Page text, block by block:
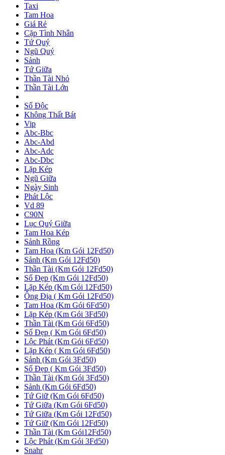
Taxi
Tam Hoa
Giá Rẻ
Cặp Tình Nhân
Tứ Quý
Ngũ Quý
Sảnh
Tứ Giữa
Thần Tài Nhỏ
Thần Tài Lớn
Số Độc
Không Thất Bát
Vip
Abc-Bbc
Abc-Abd
Abc-Adc
Abc-Dbc
Lặp Kép
Ngũ Giữa
Ngày Sinh
Phát Lộc
Vd 89
C90N
Lục Quý Giữa
Tam Hoa Kép
Sảnh Rồng
Tam Hoa (Km Gói 12Fd50)
Sảnh (Km Gói 12Fd50)
Thần Tài (Km Gói 12Fd50)
Số Đẹp (Km Gói 12Fd50)
Lặp Kép (Km Gói 12Fd50)
Ông Địa ( Km Gói 12Fd50)
Tam Hoa (Km Gói 6Fd50)
Lặp Kép (Km Gói 3Fd50)
Thần Tài (Km Gói 6Fd50)
Số Đẹp ( Km Gói 6Fd50)
Lộc Phát (Km Gói 6Fd50)
Lặp Kép ( Km Gói 6Fd50)
Sảnh (Km Gói 3Fd50)
Số Đẹp ( Km Gói 3Fd50)
Thần Tài (Km Gói 3Fd50)
Sảnh (Km Gói 6Fd50)
Tứ Giữ (Km Gói 6Fd50)
Tứ Giữa (Km Gói 6Fd50)
Tứ Giữa (Km Gói 12Fd50)
Tứ Giữ (Km Gói 12Fd50)
Thần Tài (Km Gói12Fd50)
Lộc Phát (Km Gói 3Fd50)
Snahr